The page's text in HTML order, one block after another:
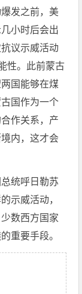
发之前，美
小时后会出
议示威活动
性。此前蒙古
国能够在煤
国作为一个
作关系，产
内，这才会
统呼日勒苏
示威活动，
数西方国家
重要手段。